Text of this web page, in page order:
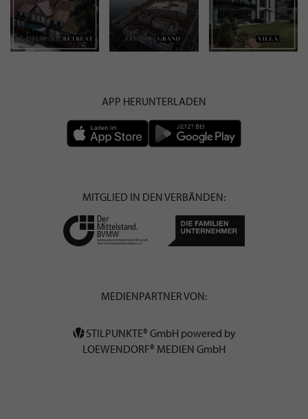
APP HERUNTERLADEN
MITGLIED IN DEN VERBÄNDEN:
MEDIENPARTNER VON:
STILPUNKTE® GmbH powered by
LOEWENDORF® MEDIEN GmbH